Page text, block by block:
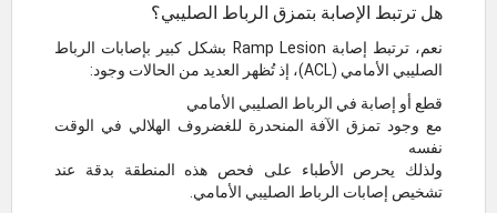
هل ترتبط الإصابة بتمزق الرباط الصليبي؟
نعم، ترتبط إصابة Ramp Lesion بشكل كبير بإصابات الرباط
الصليبي الأمامي (ACL)، إذ تُظهر العديد من الحالات وجود:
قطع أو إصابة في الرباط الصليبي الأمامي
مع وجود تمزق الآفة المنحدرة للغضروف الهلالي في الوقت
نفسه
ولذلك يحرص الأطباء على فحص هذه المنطقة بدقة عند
تشخيص إصابات الرباط الصليبي الأمامي.